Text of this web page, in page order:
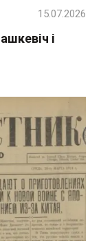
і
15.07.2026